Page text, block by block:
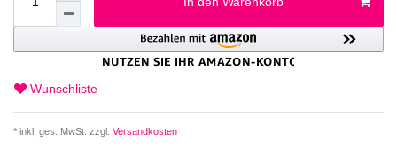
Wunschliste
* inkl. ges. MwSt. zzgl. Versandkosten